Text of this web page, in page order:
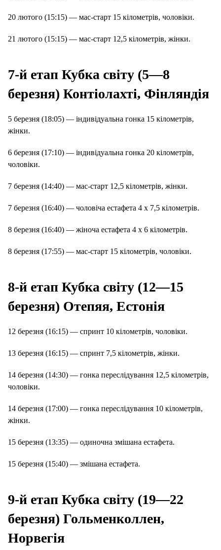
20 лютого (15:15) — мас-старт 15 кілометрів, чоловіки.
21 лютого (15:15) — мас-старт 12,5 кілометрів, жінки.
7-й етап Кубка світу (5—8
березня) Контіолахті, Фінляндія
5 березня (18:05) — індивідуальна гонка 15 кілометрів,
жінки.
6 березня (17:10) — індивідуальна гонка 20 кілометрів,
чоловіки.
7 березня (14:40) — мас-старт 12,5 кілометрів, жінки.
7 березня (16:40) — чоловіча естафета 4 х 7,5 кілометрів.
8 березня (16:40) — жіноча естафета 4 х 6 кілометрів.
8 березня (17:55) — мас-старт 15 кілометрів, чоловіки.
8-й етап Кубка світу (12—15
березня) Отепяя, Естонія
12 березня (16:15) — спринт 10 кілометрів, чоловіки.
13 березня (16:15) — спринт 7,5 кілометрів, жінки.
14 березня (14:30) — гонка переслідування 12,5 кілометрів,
чоловіки.
14 березня (17:00) — гонка переслідування 10 кілометрів,
жінки.
15 березня (13:35) — одиночна змішана естафета.
15 березня (15:40) — змішана естафета.
9-й етап Кубка світу (19—22
березня) Гольменколлен,
Норвегія